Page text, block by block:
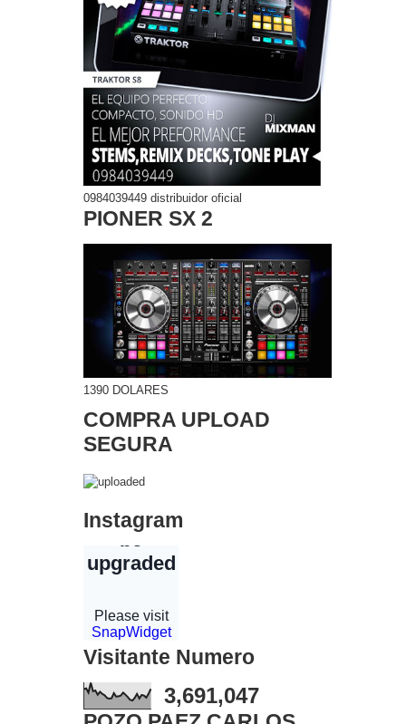
0984039449 distribuidor oficial
PIONER SX 2
1390 DOLARES
COMPRA UPLOAD
SEGURA
Instagram
Visitante Numero
3,691,047